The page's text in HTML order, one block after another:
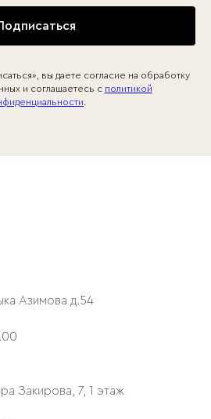
вы даете согласие на обработку
и соглашаетесь c политикой
Азимова д.54
Закирова, 7, 1 этаж